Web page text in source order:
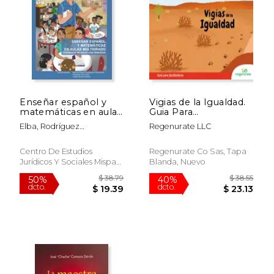
dcto. dcto. $
Enseñar español y
matemáticas en aulas
multigrado.
Compendio de
Elba, Rodríguez
Amanda; Durán Ramos,
Yadira
Centro De Estudios
Jurídicos Y Sociales Mispat,
2022, Tapa Blanda, Nuevo
Vigias de la Igualdad.
Guia Para
Facilitadores
Regenurate LLC
Regenurate Co Sas, Tapa
Blanda, Nuevo